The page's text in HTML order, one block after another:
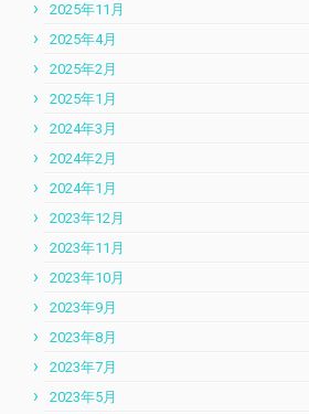
2025年11月
2025年4月
2025年2月
2025年1月
2024年3月
2024年2月
2024年1月
2023年12月
2023年11月
2023年10月
2023年9月
2023年8月
2023年7月
2023年5月